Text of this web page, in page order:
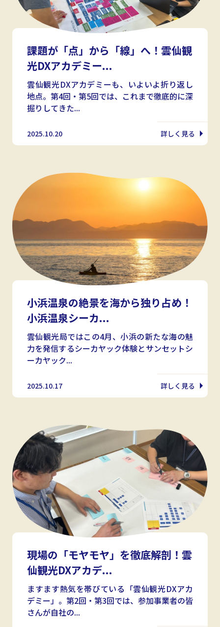
課題が「点」から「線」へ！雲仙観
光DXアカデミー...
雲仙観光DXアカデミーも、いよいよ折り返し
地点。第4回・第5回では、これまで徹底的に深
掘りしてきた...
2025.10.20 詳しく見る
小浜温泉の絶景を海から独り占め！
小浜温泉シーカ...
雲仙観光局ではこの4月、小浜の新たな海の魅
力を発信するシーカヤック体験とサンセットシ
ーカヤック...
2025.10.17 詳しく見る
現場の「モヤモヤ」を徹底解剖！雲
仙観光DXアカデ...
ますます熱気を帯びている「雲仙観光DXアカ
デミー」。第2回・第3回では、参加事業者の皆
さんが自社の...